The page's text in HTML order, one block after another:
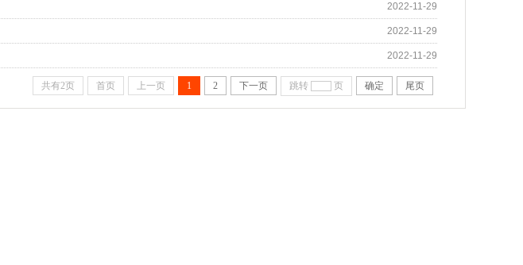
2022-11-29
2022-11-29
2022-11-29
共有2页 首页 上一页 1 2 下一页 跳转 页 确定 尾页